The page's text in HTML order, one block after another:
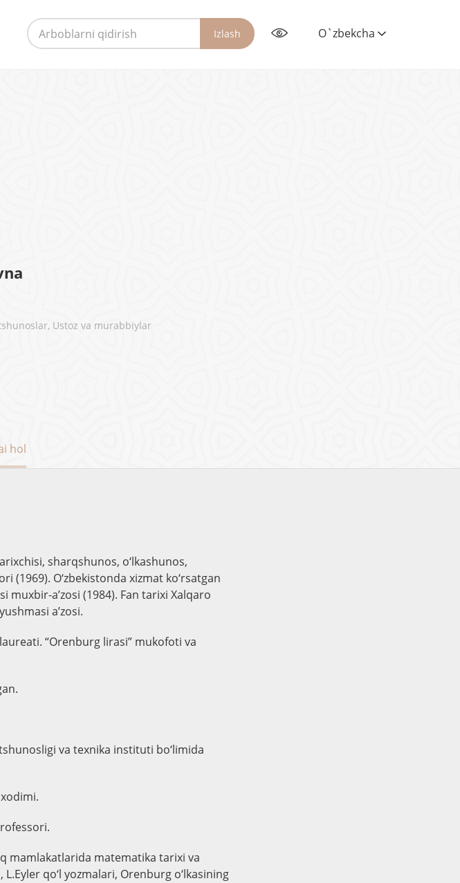
Izlash O`zbekcha
Ustoz va murabbiylar
hol
sharqshunos, o‘lkashunos,
(1969). O‘zbekistonda xizmat ko‘rsatgan
muxbir-a’zosi (1984). Fan tarixi Xalqaro
a’zosi.
“Orenburg lirasi” mukofoti va
va texnika instituti bo‘limida
mamlakatlarida matematika tarixi va
qo‘l yozmalari, Orenburg o‘lkasining